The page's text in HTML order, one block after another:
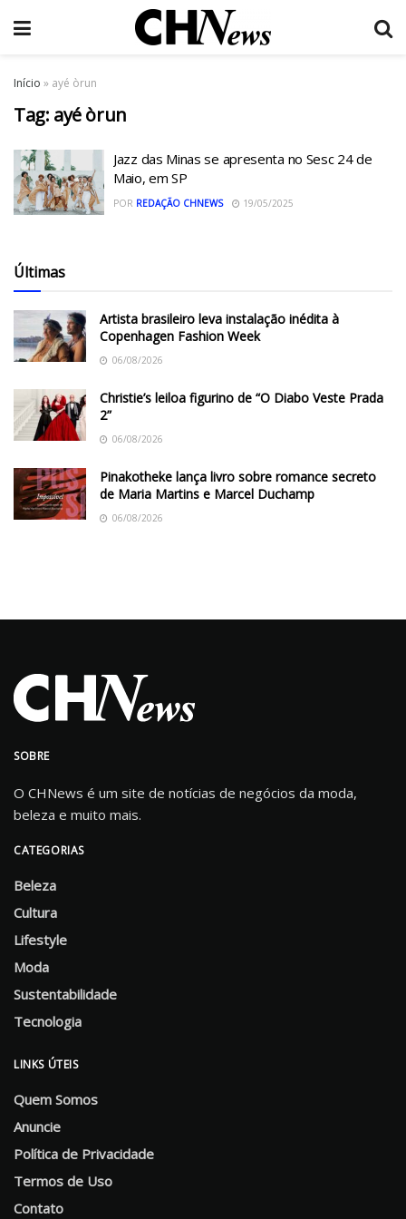
Início » ayé òrun
Tag: ayé òrun
Jazz das Minas se apresenta no Sesc 24 de
Maio, em SP
POR REDAÇÃO CHNEWS 19/05/2025
Últimas
Artista brasileiro leva instalação inédita à
Copenhagen Fashion Week
06/08/2026
Christie’s leiloa figurino de “O Diabo Veste Prada
2”
06/08/2026
Pinakotheke lança livro sobre romance secreto
de Maria Martins e Marcel Duchamp
06/08/2026
SOBRE
O CHNews é um site de notícias de negócios da moda,
beleza e muito mais.
CATEGORIAS
Beleza
Cultura
Lifestyle
Moda
Sustentabilidade
Tecnologia
LINKS ÚTEIS
Quem Somos
Anuncie
Política de Privacidade
Termos de Uso
Contato